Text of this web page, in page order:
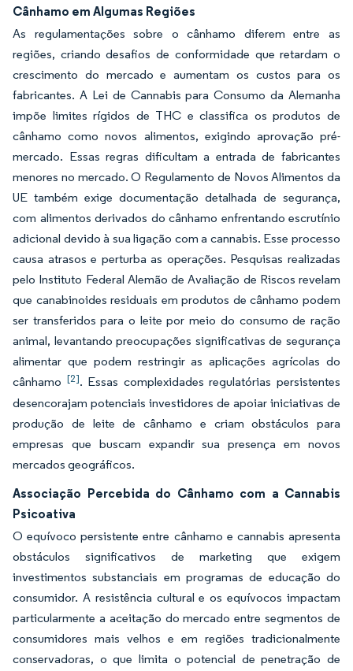
Cânhamo em Algumas Regiões
As regulamentações sobre o cânhamo diferem entre as
regiões, criando desafios de conformidade que retardam o
crescimento do mercado e aumentam os custos para os
fabricantes. A Lei de Cannabis para Consumo da Alemanha
impõe limites rígidos de THC e classifica os produtos de
cânhamo comonovos alimentos, exigindo aprovação pré-
mercado. Essas regras dificultam a entrada de fabricantes
menores no mercado. O Regulamento de Novos Alimentos da
UE também exige documentação detalhada de segurança,
com alimentos derivados do cânhamo enfrentando escrutínio
adicional devido à sua ligação com a cannabis. Esse processo
causa atrasos e perturba as operações. Pesquisas realizadas
pelo Instituto Federal Alemão de Avaliação de Riscos revelam
que canabinoides residuais em produtos de cânhamo podem
ser transferidos para o leite por meio do consumo de ração
animal, levantando preocupações significativas de segurança
alimentar que podem restringir as aplicações agrícolas do
cânhamo [2]. Essas complexidades regulatórias persistentes
desencorajam potenciais investidores de apoiar iniciativas de
produção de leite de cânhamo e criam obstáculos para
empresas que buscam expandir sua presença em novos
mercados geográficos.
Associação Percebida do Cânhamo com a Cannabis
Psicoativa
O equívoco persistente entre cânhamo e cannabis apresenta
obstáculos significativos de marketing que exigem
investimentos substanciais em programas de educação do
consumidor. A resistência cultural e os equívocos impactam
particularmente a aceitação do mercado entre segmentos de
consumidores mais velhos e em regiões tradicionalmente
conservadoras, o que limita o potencial de penetração de